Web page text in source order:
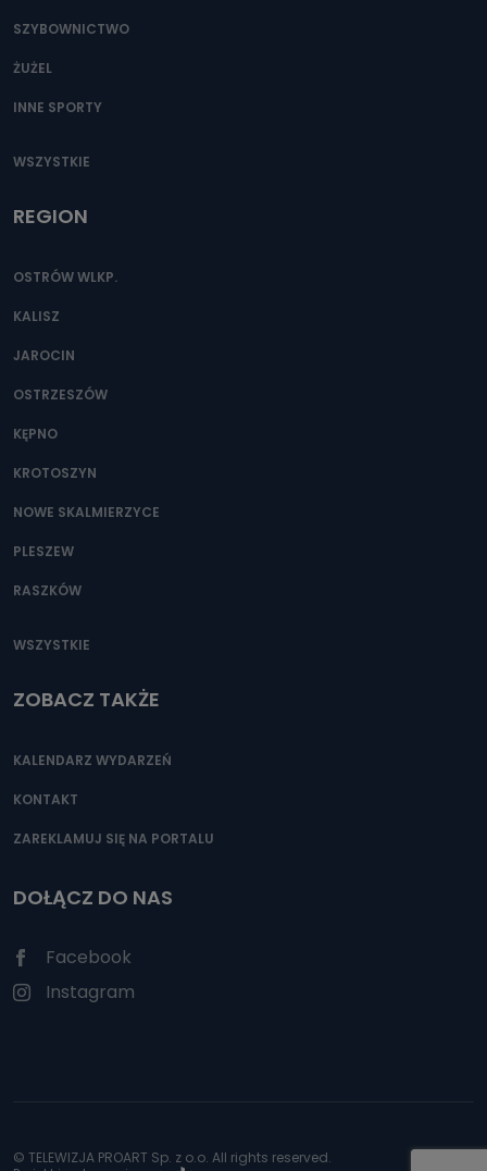
SZYBOWNICTWO
ŻUŻEL
INNE SPORTY
WSZYSTKIE
REGION
OSTRÓW WLKP.
KALISZ
JAROCIN
OSTRZESZÓW
KĘPNO
KROTOSZYN
NOWE SKALMIERZYCE
PLESZEW
RASZKÓW
WSZYSTKIE
ZOBACZ TAKŻE
KALENDARZ WYDARZEŃ
KONTAKT
ZAREKLAMUJ SIĘ NA PORTALU
DOŁĄCZ DO NAS
Facebook
Instagram
© TELEWIZJA PROART Sp. z o.o. All rights reserved.